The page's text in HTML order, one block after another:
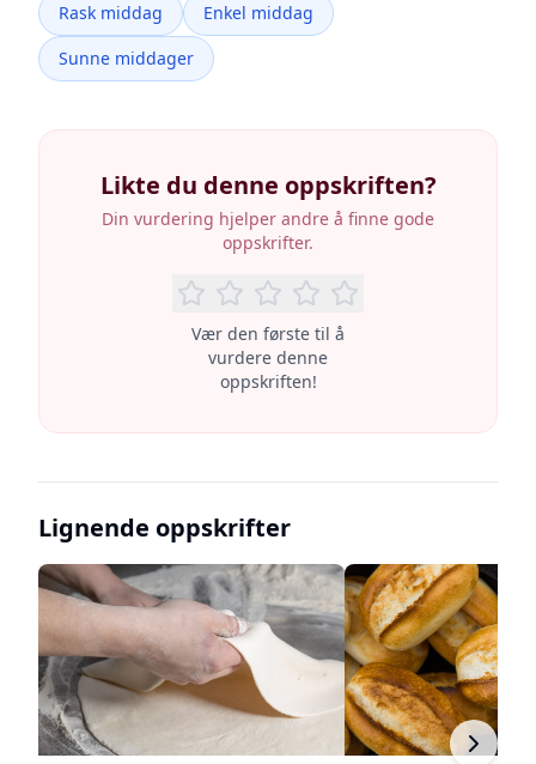
Rask middag
Enkel middag
Sunne middager
Likte du denne oppskriften?
Din vurdering hjelper andre å finne gode
oppskrifter.
Vær den første til å
vurdere denne
oppskriften!
Lignende oppskrifter